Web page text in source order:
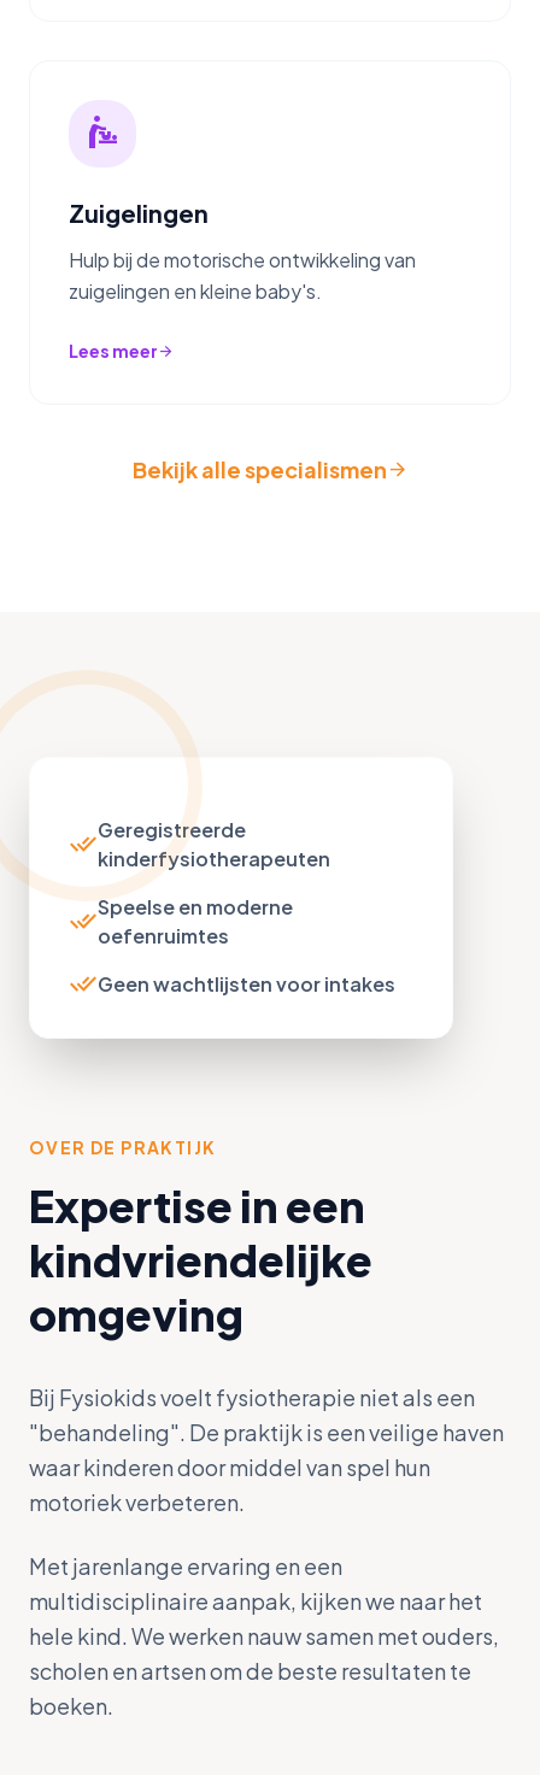
baby_changing_station
Zuigelingen
Hulp bij de motorische ontwikkeling van
zuigelingen en kleine baby's.
Lees meerarrow_forward
Bekijk alle specialismenarrow_forward
done_allGeregistreerde
kinderfysiotherapeuten
done_allSpeelse en moderne
oefenruimtes
done_allGeen wachtlijsten voor intakes
OVER DE PRAKTIJK
Expertise in een
kindvriendelijke
omgeving
Bij Fysiokids voelt fysiotherapie niet als een
"behandeling". De praktijk is een veilige haven
waar kinderen door middel van spel hun
motoriek verbeteren.
Met jarenlange ervaring en een
multidisciplinaire aanpak, kijken we naar het
hele kind. We werken nauw samen met ouders,
scholen en artsen om de beste resultaten te
boeken.